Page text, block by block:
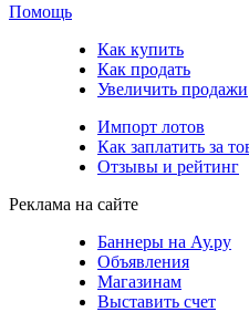
Помощь
Как купить
Как продать
Увеличить продажи
Импорт лотов
Как заплатить за
Отзывы и рейтинг
Реклама на сайте
Баннеры на Ау.ру
Объявления
Магазинам
Выставить счет